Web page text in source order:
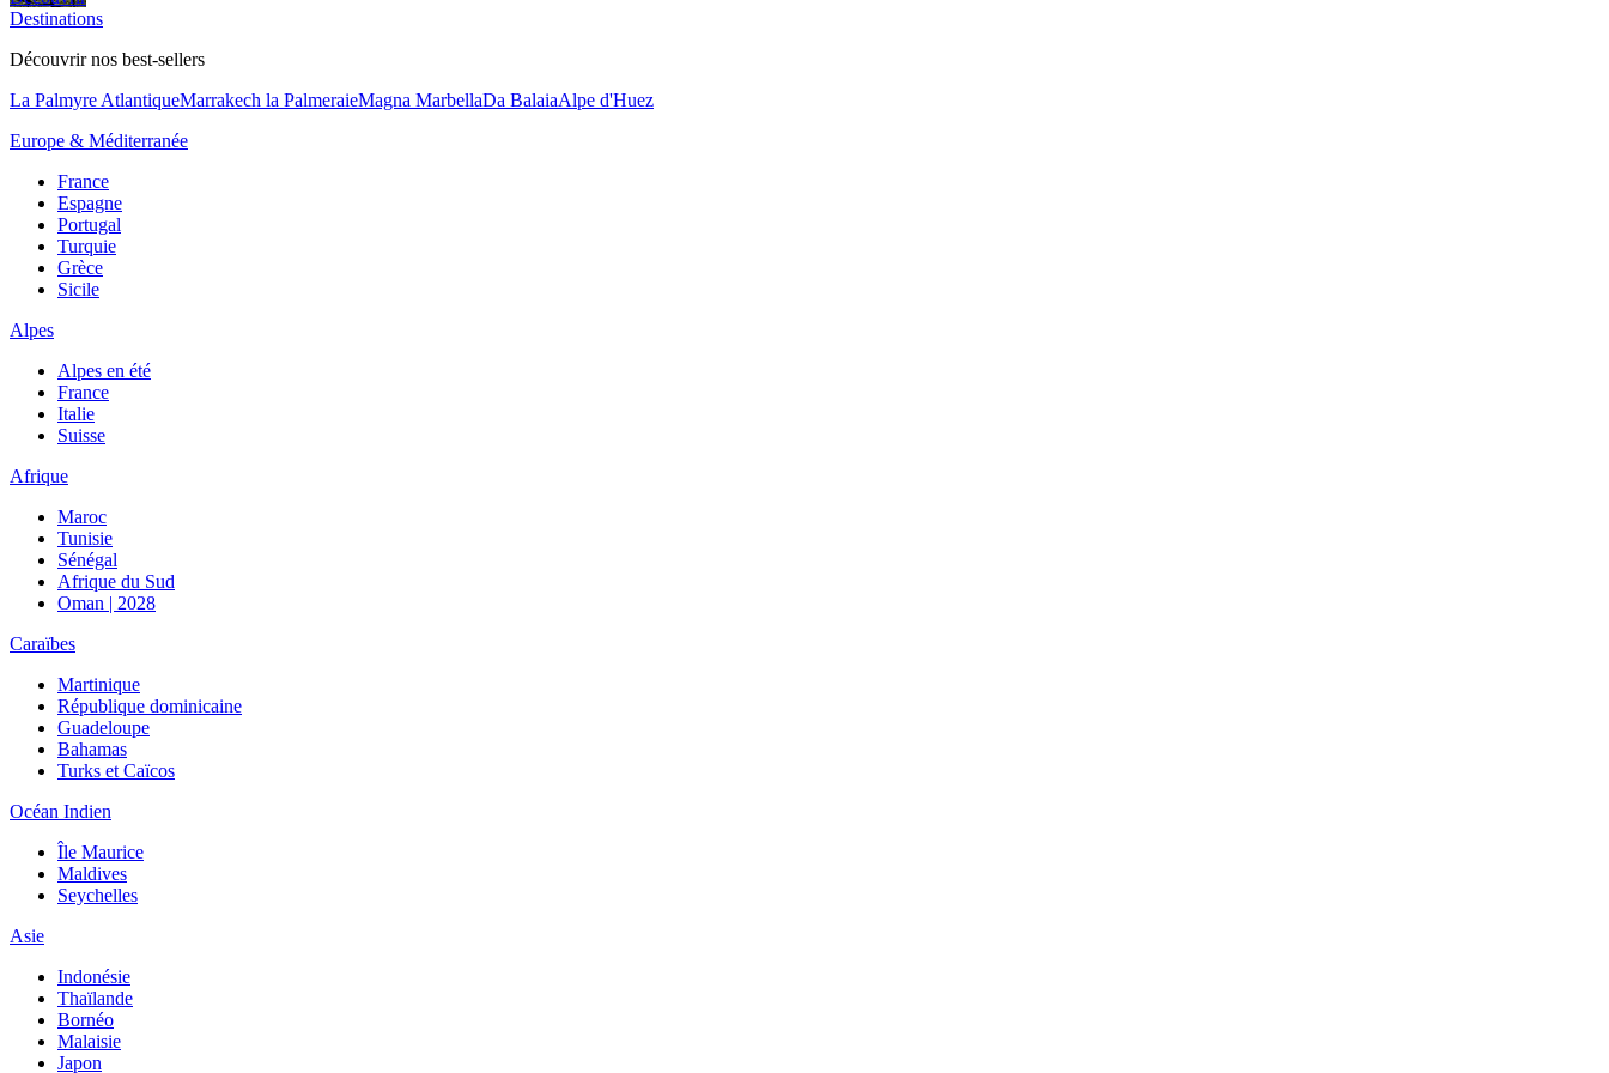
Destinations
Découvrir nos best-sellers
La Palmyre AtlantiqueMarrakech la PalmeraieMagna MarbellaDa BalaiaAlpe d'Huez
Europe & Méditerranée
France
Espagne
Portugal
Turquie
Grèce
Sicile
Alpes
Alpes en été
France
Italie
Suisse
Afrique
Maroc
Tunisie
Sénégal
Afrique du Sud
Oman | 2028
Caraïbes
Martinique
République dominicaine
Guadeloupe
Bahamas
Turks et Caïcos
Océan Indien
Île Maurice
Maldives
Seychelles
Asie
Indonésie
Thaïlande
Bornéo
Malaisie
Japon